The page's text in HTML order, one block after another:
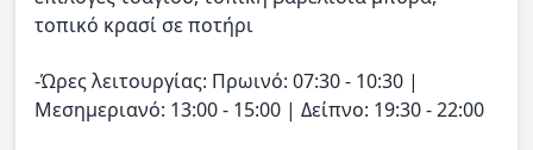
τοπικό κρασί σε ποτήρι
-Ώρες λειτουργίας: Πρωινό: 07:30 - 10:30 |
Μεσημεριανό: 13:00 - 15:00 | Δείπνο: 19:30 - 22:00